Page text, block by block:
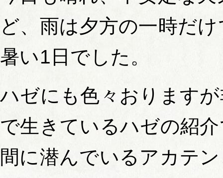
ど、雨は夕方の一時だ
暑い1日でした。
ハゼにも色々おります
で生きているハゼの紹
間に潜んでいるアカテ